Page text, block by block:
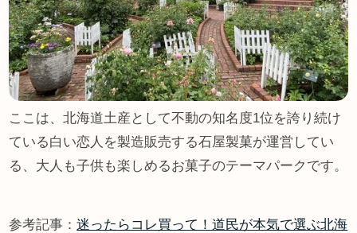
ここは、北海道土産として不動の知名度1位を誇り続け
ている白い恋人を製造販売する石屋製菓が運営してい
る、大人も子供も楽しめるお菓子のテーマパークです。
参考記事：迷ったらコレ買って！道民が本気で選ぶ北海